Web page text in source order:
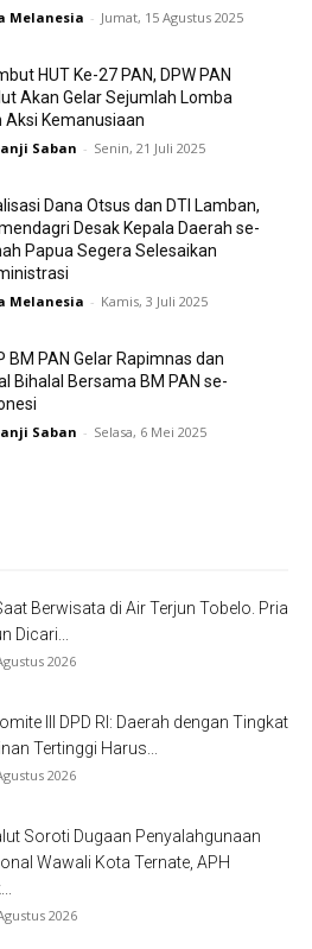
Melanesia - Jumat, 15 Agustus 2025
HUT Ke-27 PAN, DPW PAN
Akan Gelar Sejumlah Lomba
Aksi Kemanusiaan
Saban - Senin, 21 Juli 2025
Dana Otsus dan DTI Lamban,
Desak Kepala Daerah se-
Papua Segera Selesaikan
Melanesia - Kamis, 3 Juli 2025
BM PAN Gelar Rapimnas dan
Bihalal Bersama BM PAN se-
Saban - Selasa, 6 Mei 2025
Berwisata di Air Terjun Tobelo. Pria
Dicari...
2026
III DPD RI: Daerah dengan Tingkat
Tertinggi Harus...
2026
Soroti Dugaan Penyalahgunaan
Wawali Kota Ternate, APH
2026